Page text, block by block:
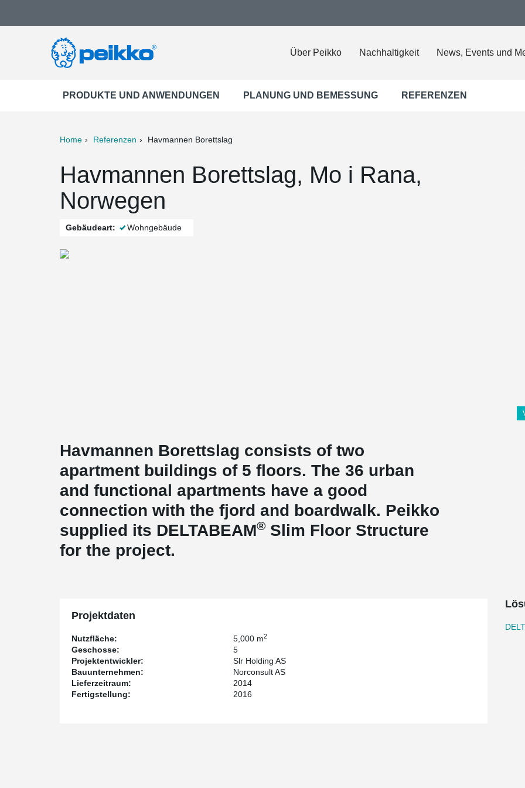
Über Peikko Nachhaltigkeit News, Events und
PRODUKTE UND ANWENDUNGEN PLANUNG UND BEMESSUNG REFERENZEN
Home Referenzen Havmannen Borettslag
Havmannen Borettslag, Mo i Rana,
Norwegen
Gebäudeart: Wohngebäude
Havmannen Borettslag consists of two
apartment buildings of 5 floors. The 36 urban
and functional apartments have a good
connection with the fjord and boardwalk. Peikko
supplied its DELTABEAM® Slim Floor Structure
for the project.
Projektdaten
Nutzfläche: 5,000 m2
Geschosse:
5
Projektentwickler:
Slr Holding AS
Bauunternehmen:
Norconsult AS
Lieferzeitraum:
2014
Fertigstellung:
2016